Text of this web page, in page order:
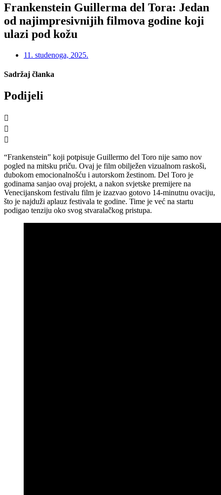
Frankenstein Guillerma del Tora: Jedan
od najimpresivnijih filmova godine koji
ulazi pod kožu
11. studenoga, 2025.
Sadržaj članka
Podijeli
“Frankenstein” koji potpisuje Guillermo del Toro nije samo nov
pogled na mitsku priču. Ovaj je film obilježen vizualnom raskoši,
dubokom emocionalnošću i autorskom žestinom. Del Toro je
godinama sanjao ovaj projekt, a nakon svjetske premijere na
Venecijanskom festivalu film je izazvao gotovo 14-minutnu ovaciju,
što je najduži aplauz festivala te godine. Time je već na startu
podigao tenziju oko svog stvaralačkog pristupa.​